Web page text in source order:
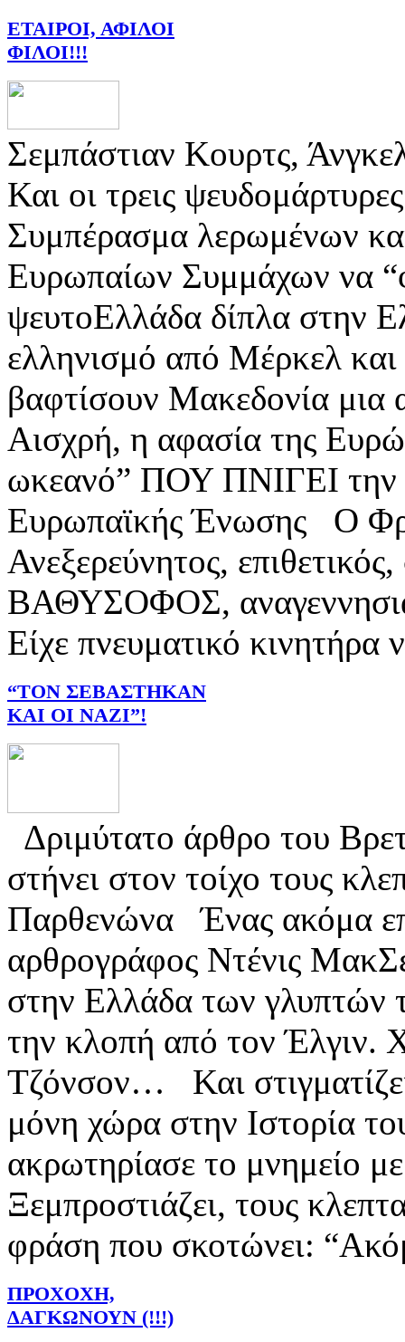
ΕΤΑΙΡΟΙ, ΑΦΙΛΟΙ
ΦΙΛΟΙ!!!
Σεμπάστιαν Κουρτς,
Και οι τρεις
Συμπέρασμα λερωμένων
Ευρωπαίων Συμμάχων να
ψευτοΕλλάδα δίπλα
ελληνισμό από Μέρκελ και
βαφτίσουν Μακεδονία
Αισχρή, η αφασία της
ωκεανό” ΠΟΥ ΠΝΙΓΕΙ την
Ευρωπαϊκής Ένωσης Ο
Ανεξερεύνητος,
ΒΑΘΥΣΟΦΟΣ,
Είχε πνευματικό κινητήρα
“ΤΟΝ ΣΕΒΑΣΤΗΚΑΝ
ΚΑΙ ΟΙ ΝΑΖΙ”!
Δριμύτατο άρθρο του
στήνει στον τοίχο τους
Παρθενώνα Ένας ακόμα
αρθρογράφος Ντένις
στην Ελλάδα των
την κλοπή από τον Έλγιν.
Τζόνσον… Και
μόνη χώρα στην Ιστορία
ακρωτηρίασε το μνημείο
Ξεμπροστιάζει, τους
φράση που σκοτώνει:
ΠΡΟΧΟΧΗ,
ΔΑΓΚΩΝΟΥΝ (!!!)